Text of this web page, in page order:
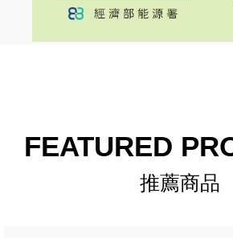
FEATURED
推薦商品